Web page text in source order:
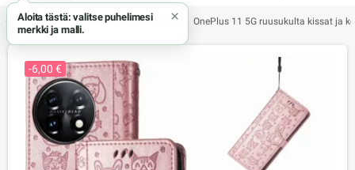
chevron_rightOnePlus chevron_rightOnePlus 11 5G kuoret chevron_right OnePlus 11 5G ruusukulta kissat ja
-6,00 €
Aloita tästä: valitse puhelimesi
merkki ja malli.
×